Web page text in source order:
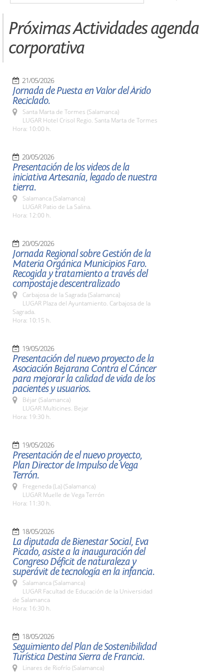
Próximas Actividades agenda
corporativa
21/05/2026
Jornada de Puesta en Valor del Árido
Reciclado.
Santa Marta de Tormes (Salamanca)
LUGAR Hotel Crisol Regio. Santa Marta de Tormes
Hora: 10:00 h.
20/05/2026
Presentación de los videos de la
iniciativa Artesanía, legado de nuestra
tierra.
Salamanca (Salamanca)
LUGAR Patio de La Salina.
Hora: 12:00 h.
20/05/2026
Jornada Regional sobre Gestión de la
Materia Orgánica Municipios Faro.
Recogida y tratamiento a través del
compostaje descentralizado
Carbajosa de la Sagrada (Salamanca)
LUGAR Plaza del Ayuntamiento. Carbajosa de la
Sagrada.
Hora: 10:15 h.
19/05/2026
Presentación del nuevo proyecto de la
Asociación Bejarana Contra el Cáncer
para mejorar la calidad de vida de los
pacientes y usuarios.
Béjar (Salamanca)
LUGAR Multicines. Bejar
Hora: 19:30 h.
19/05/2026
Presentación de el nuevo proyecto,
Plan Director de Impulso de Vega
Terrón.
Fregeneda (La) (Salamanca)
LUGAR Muelle de Vega Terrón
Hora: 11:30 h.
18/05/2026
La diputada de Bienestar Social, Eva
Picado, asiste a la inauguración del
Congreso Déficit de naturaleza y
superávit de tecnología en la infancia.
Salamanca (Salamanca)
LUGAR Facultad de Educación de la Universidad
de Salamanca
Hora: 16:30 h.
18/05/2026
Seguimiento del Plan de Sostenibilidad
Turística Destina Sierra de Francia.
Linares de Riofrío (Salamanca)